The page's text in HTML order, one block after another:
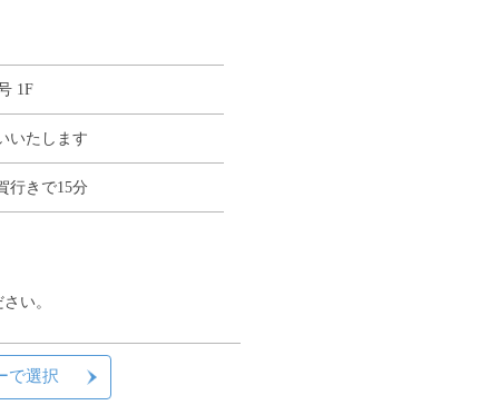
1F
いたします
行きで15分
い。
で選択